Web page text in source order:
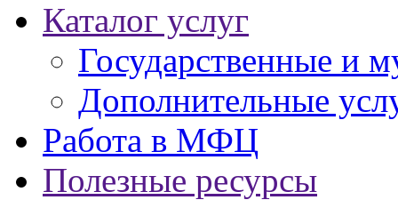
Каталог услуг
Государственные и
Дополнительные
Работа в МФЦ
Полезные ресурсы